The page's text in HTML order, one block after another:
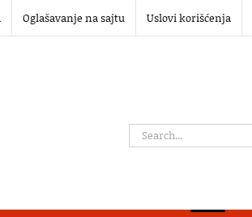
Oglašavanje na sajtu Uslovi korišćenja
Search